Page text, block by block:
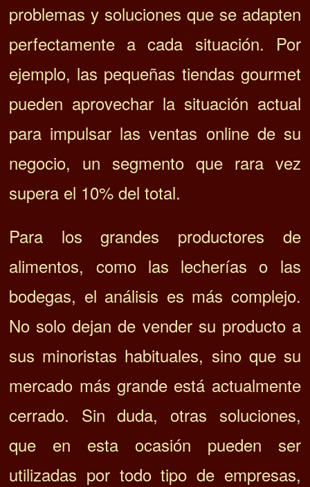
problemas y soluciones que se adapten
perfectamente a cada situación. Por
ejemplo, las pequeñas tiendas gourmet
pueden aprovechar la situación actual
para impulsar las ventas online de su
negocio, un segmento que rara vez
supera el 10% del total.
Para los grandes productores de
alimentos, como las lecherías o las
bodegas, el análisis es más complejo.
No solo dejan de vender su producto a
sus minoristas habituales, sino que su
mercado más grande está actualmente
cerrado. Sin duda, otras soluciones,
que en esta ocasión pueden ser
utilizadas por todo tipo de empresas,